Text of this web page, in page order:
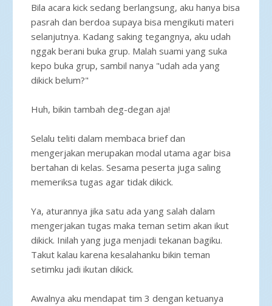
Bila acara kick sedang berlangsung, aku hanya bisa
pasrah dan berdoa supaya bisa mengikuti materi
selanjutnya. Kadang saking tegangnya, aku udah
nggak berani buka grup. Malah suami yang suka
kepo buka grup, sambil nanya "udah ada yang
dikick belum?"
Huh, bikin tambah deg-degan aja!
Selalu teliti dalam membaca brief dan
mengerjakan merupakan modal utama agar bisa
bertahan di kelas. Sesama peserta juga saling
memeriksa tugas agar tidak dikick.
Ya, aturannya jika satu ada yang salah dalam
mengerjakan tugas maka teman setim akan ikut
dikick. Inilah yang juga menjadi tekanan bagiku.
Takut kalau karena kesalahanku bikin teman
setimku jadi ikutan dikick.
Awalnya aku mendapat tim 3 dengan ketuanya